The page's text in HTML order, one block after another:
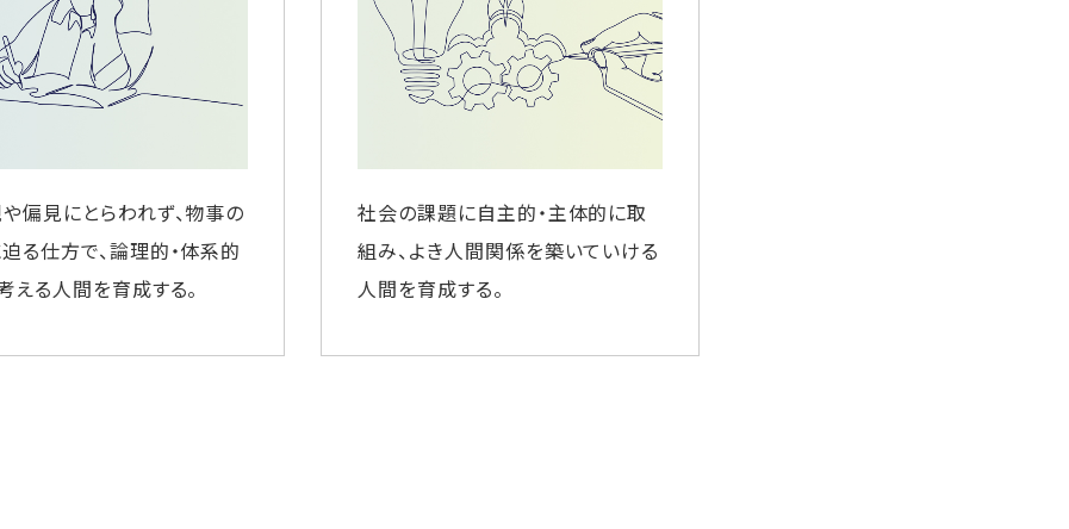
偏見にとらわれず、物事の
る仕方で、論理的・体系的
える人間を育成する。
社会の課題に自主的・主体的に取
組み、よき人間関係を築いていける
人間を育成する。